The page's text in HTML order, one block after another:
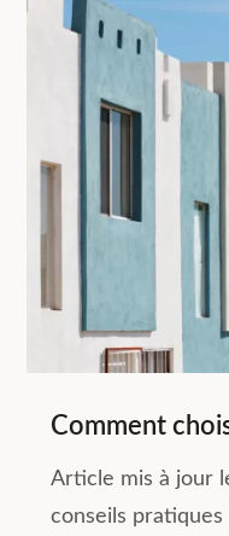
Comment
Article mis à jour
conseils pratiques